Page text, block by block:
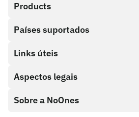
Products
SnapX
Cash out
Loja de cartões-presente
Carteiras da NoOnes
Países suportados
Links úteis
Programa de parceiros
Documentação da API
Aspectos legais
Política de bug bounty
Sobre a NoOnes